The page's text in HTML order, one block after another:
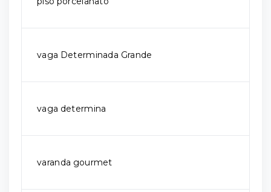
vaga Determinada Grande
vaga determina
varanda gourmet